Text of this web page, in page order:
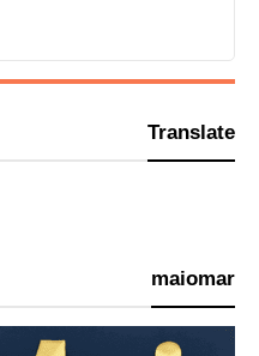
Translate
maiomar